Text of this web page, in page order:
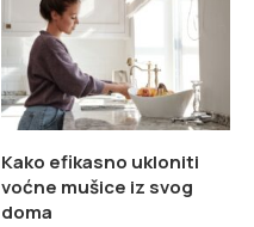
Kako efikasno ukloniti
voćne mušice iz svog
doma